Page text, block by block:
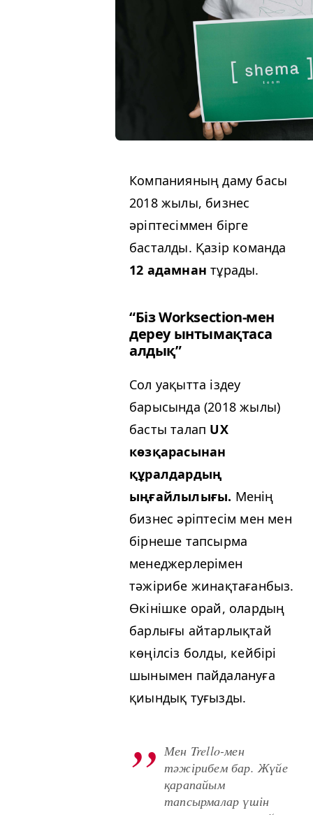
Компанияның даму басы
2018 жылы, бизнес
әріптесіммен бірге
басталды. Қазір команда
12 адамнан тұрады.
“Біз Work­sec­tion-мен
дереу ынтымақтаса
алдық”
Сол уақытта іздеу
барысында (2018 жылы)
басты талап UX
көзқарасынан
құралдардың
ыңғайлылығы. Менің
бизнес әріптесім мен мен
бірнеше тапсырма
менеджерлерімен
тәжірибе жинақтағанбыз.
Өкінішке орай, олардың
барлығы айтарлықтай
көңілсіз болды, кейбірі
шынымен пайдалануға
қиындық туғызды.
Мен Trel­lo-мен
тәжірибем бар. Жүйе
қарапайым
тапсырмалар үшін